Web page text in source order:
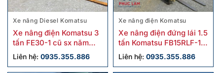
Xe nâng Diesel Komatsu
Xe nâng điện Komatsu 3
tấn FE30-1 cũ sx năm
2018
Liên hệ: 0935.355.886
Xe nâng điện Komatsu
Xe nâng điện đứng lái 1.5
tấn Komatsu FB15RLF-15
cũ
Liên hệ: 0935.355.886